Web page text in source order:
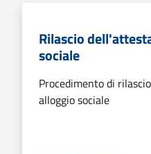
Rilascio
sociale
Procedimento di
alloggio sociale